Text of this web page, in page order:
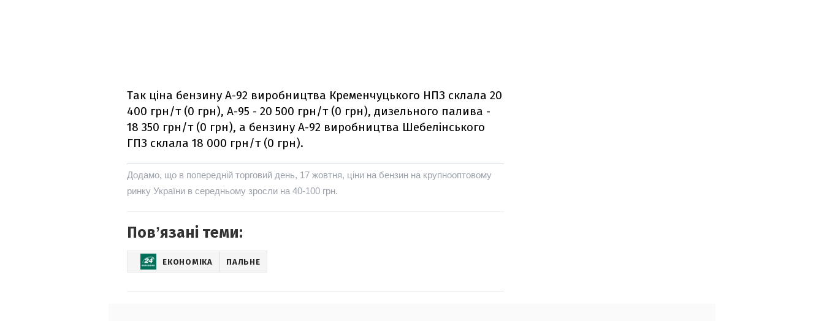
Так ціна бензину А-92 виробництва Кременчуцького НПЗ склала 20
400 грн/т (0 грн), А-95 - 20 500 грн/т (0 грн), дизельного палива -
18 350 грн/т (0 грн), а бензину А-92 виробництва Шебелінського
ГПЗ склала 18 000 грн/т (0 грн).
Додамо, що в попередній торговий день, 17 жовтня, ціни на бензин на крупнооптовому
ринку України в середньому зросли на 40-100 грн.
Повʼязані теми:
ЕКОНОМІКА ПАЛЬНЕ